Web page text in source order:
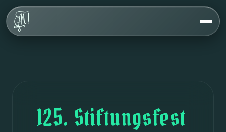
Über uns
Werte
FAQ
125. Stiftungsfest